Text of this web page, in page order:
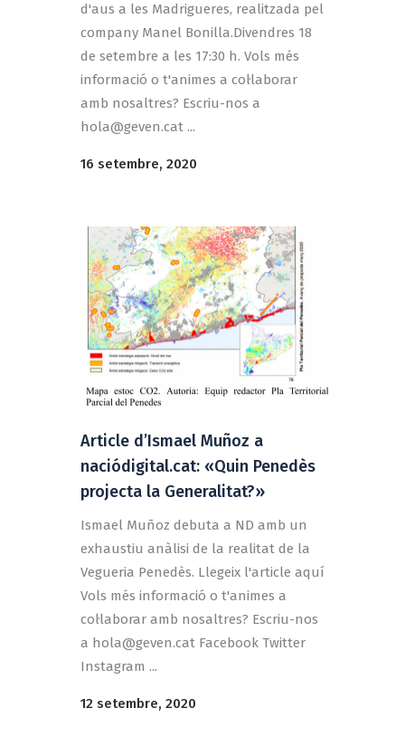
d'aus a les Madrigueres, realitzada pel
company Manel Bonilla.Divendres 18
de setembre a les 17:30 h. Vols més
informació o t'animes a col·laborar
amb nosaltres? Escriu-nos a
hola@geven.cat ...
16 setembre, 2020
Article d’Ismael Muñoz a
naciódigital.cat: «Quin Penedès
projecta la Generalitat?»
Ismael Muñoz debuta a ND amb un
exhaustiu anàlisi de la realitat de la
Vegueria Penedès. Llegeix l'article aquí
Vols més informació o t'animes a
col·laborar amb nosaltres? Escriu-nos
a hola@geven.cat Facebook Twitter
Instagram ...
12 setembre, 2020